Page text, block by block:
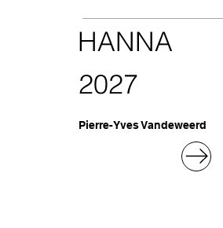
HANNA
2027
Pierre-Yves Vandeweerd